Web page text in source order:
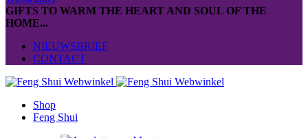
GIFTS TO WARM THE HEART AND SOUL OF THE
HOME...
NIEUWSBRIEF
CONTACT
Shop
Feng Shui